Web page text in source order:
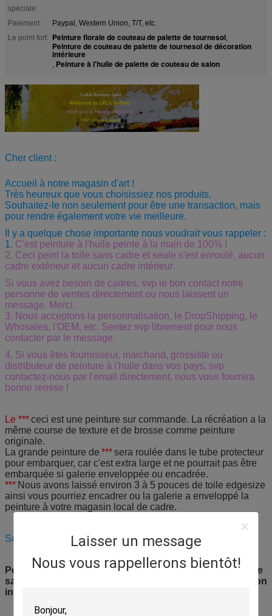
Laisser un message
Nous vous rappellerons bientôt!
spéciale:
Paiement:
Paypal, Western Union, T/T, etc.
Le point fort: Peinture florale de couteau de palette de tournesol,
Peinture de couteau de palette de tournesol de décoration
intérieure
, Peinture à l'huile de palette de couteau de salon
Cher client :
Accueil à notre magasin d'art !
Très heureux que vous choisissiez nos produits,
Souhaitez-le non seulement pour être une transaction, mais
pour rendre également votre vie meilleure.
Il y a quelque chose importante nous voudrait vous rappeler :
1. C'est peinture à l'huile peinte à la main de 100% !
2. Ceci peint la toile sans cadre et seule s'est enroulé, aucun
cadre extérieur et aucun cadre intérieur.
Si vous avez besoin de cadres, svp le bon contact notre
personne de ventes directement ou nous laissent un
message. Merci.
3. Nous acceptons la personnalisation, le DropShipping, le
Whosales, l'OEM, etc. Sentez svp librement pour nous
contacter par le message.
4. Si vous êtes fournisseur, marchand, grossiste ou
distributeur de peinture à l'huile dans vos pays, svp
contactez-nous par l'email directement, nous vous fournira
bonne remise !
Le ***ceci est une peinture sur commande. La récréation a la
même course de texture et de brosse comme peinture
originale.
La grande peinture de ***sera roulée dans le tube protecteur
pour embarquer, car c'est extra large et ne pourrait pas être
embarquée si galerie enveloppée ou encadrée.
*** Nous avons laissé environ 3 à 5 pouces de toile edgesize
ainsi vous pourriez encadrer ou la galerie a enveloppé la
peinture à votre magasin local de cadre.
Souhaitez-vous des achats heureux !
Peintures d'huile de tournesol, peintures florales pour le
salon, peintures de couteau de palette pour la décoration
intérieure